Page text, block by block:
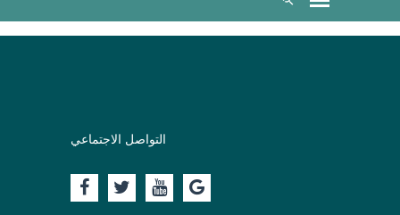
التواصل الاجتماعي